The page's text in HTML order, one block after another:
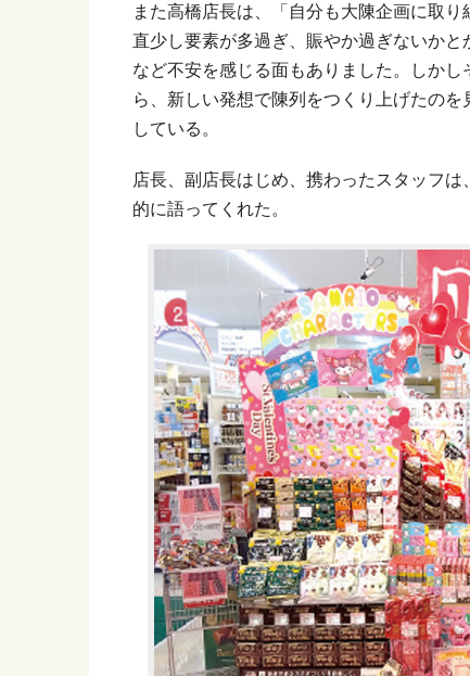
また高橋店長は、「自分も大陳企画に取
直少し要素が多過ぎ、賑やか過ぎないかと
など不安を感じる面もありました。しか
ら、新しい発想で陳列をつくり上げたの
している。
店長、副店長はじめ、携わったスタッフ
的に語ってくれた。